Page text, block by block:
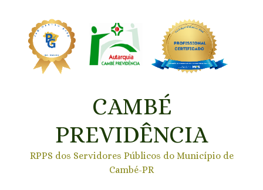
CAMBÉ
PREVIDÊNCIA
RPPS dos Servidores Públicos do Município de
Cambé-PR